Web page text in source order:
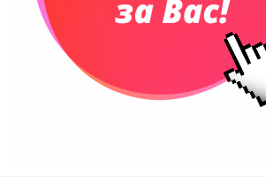
Сумки для покупок промо
Несессеры и косметички
Сумки дорожные